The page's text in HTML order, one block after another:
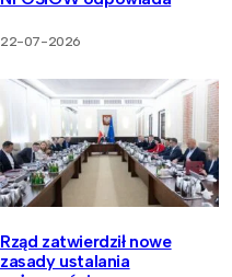
22-07-2026
Rząd zatwierdził nowe
zasady ustalania